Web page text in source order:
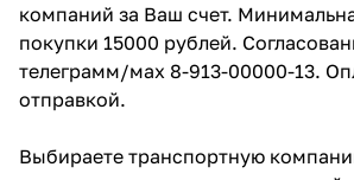
компаний за Ваш счет.
покупки 15000 рублей.
телеграмм/мах 8-913-00000-13.
отправкой.
Выбираете транспортную